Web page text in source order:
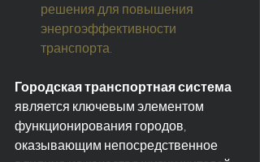
решения для повышения
энергоэффективности
транспорта.
Городская транспортная система
является ключевым элементом
функционирования городов,
оказывающим непосредственное